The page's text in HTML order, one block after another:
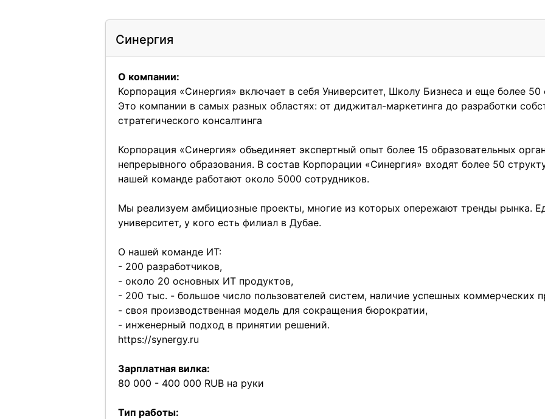
Синергия
О компании:
Корпорация «Синергия» включает в себя Университет, Школу Бизнеса и еще более 50
Это компании в самых разных областях: от диджитал-маркетинга до разработки
стратегического консалтинга
Корпорация «Синергия» объединяет экспертный опыт более 15 образовательных
непрерывного образования. В состав Корпорации «Синергия» входят более 50
нашей команде работают около 5000 сотрудников.
Мы реализуем амбициозные проекты, многие из которых опережают тренды рынка.
университет, у кого есть филиал в Дубае.
О нашей команде ИТ:
- 200 разработчиков,
- около 20 основных ИТ продуктов,
- 200 тыс. - большое число пользователей систем, наличие успешных коммерческих
- своя производственная модель для сокращения бюрократии,
- инженерный подход в принятии решений.
https://synergy.ru
Зарплатная вилка:
80 000 - 400 000 RUB на руки
Тип работы: